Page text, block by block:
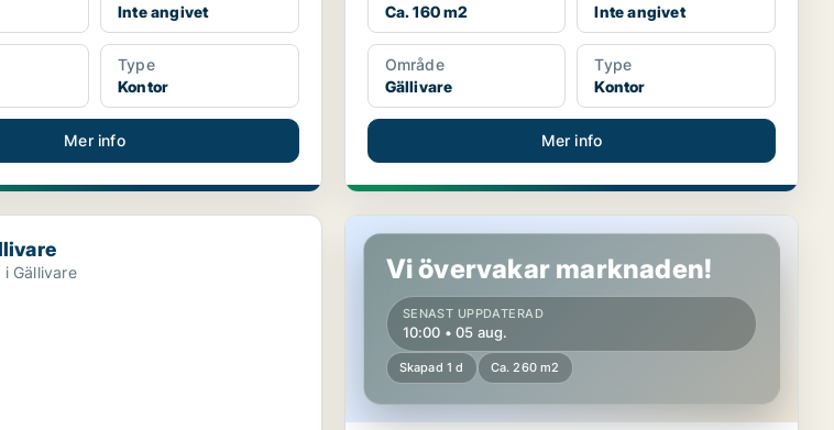
Inte angivet
Type
Kontor
Mer info
Ca. 160 m2
Inte angivet
Område
Gällivare
Type
Kontor
Mer info
Gällivare
Kontor i Gällivare
Vi övervakar marknaden!
SENAST UPPDATERAD
10:00 • 05 aug.
Skapad 1 d Ca. 260 m2